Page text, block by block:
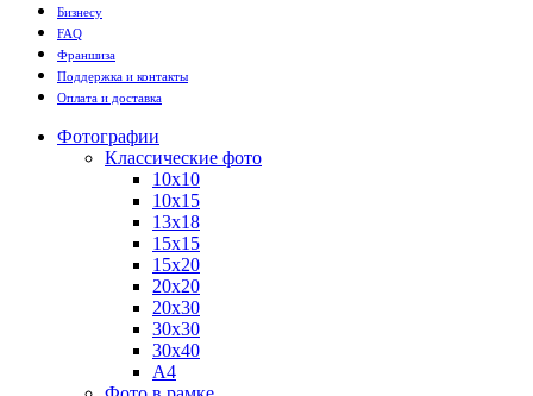
Бизнесу
FAQ
Франшиза
Поддержка и контакты
Оплата и доставка
Фотографии
Классические фото
10х10
10х15
13х18
15х15
15х20
20х20
20х30
30х30
30х40
А4